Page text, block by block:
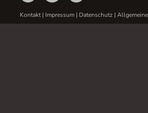
Kontakt| Impressum | Datenschutz |